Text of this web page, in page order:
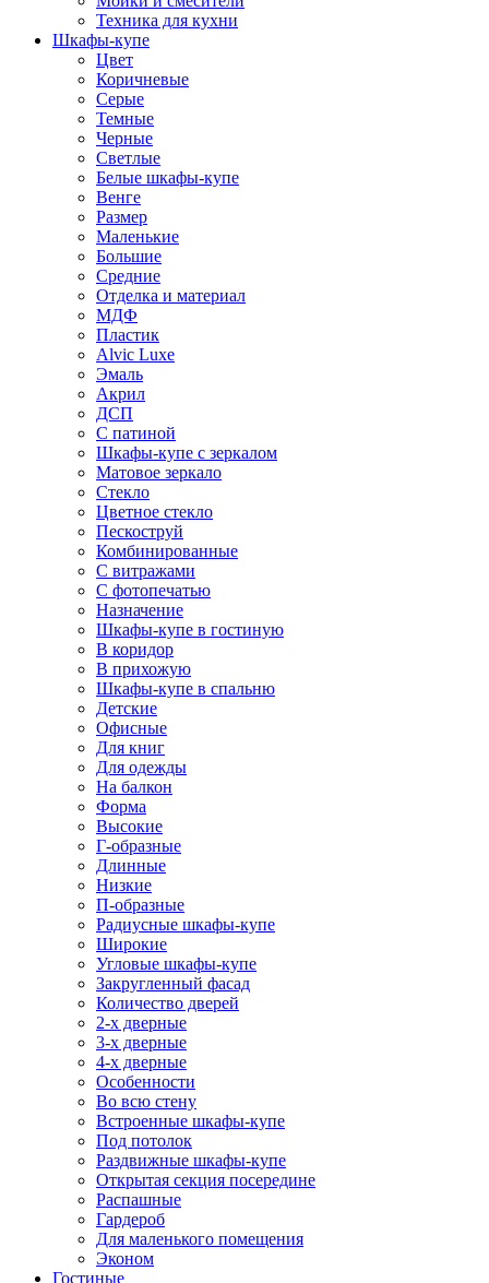
Техника для кухни
Шкафы-купе
Цвет
Коричневые
Серые
Темные
Черные
Светлые
Белые шкафы-купе
Венге
Размер
Маленькие
Большие
Средние
Отделка и материал
МДФ
Пластик
Alvic Luxe
Эмаль
Акрил
ДСП
С патиной
Шкафы-купе с зеркалом
Матовое зеркало
Стекло
Цветное стекло
Пескоструй
Комбинированные
С витражами
С фотопечатью
Назначение
Шкафы-купе в гостиную
В коридор
В прихожую
Шкафы-купе в спальню
Детские
Офисные
Для книг
Для одежды
На балкон
Форма
Высокие
Г-образные
Длинные
Низкие
П-образные
Радиусные шкафы-купе
Широкие
Угловые шкафы-купе
Закругленный фасад
Количество дверей
2-х дверные
3-х дверные
4-х дверные
Особенности
Во всю стену
Встроенные шкафы-купе
Под потолок
Раздвижные шкафы-купе
Открытая секция посередине
Распашные
Гардероб
Для маленького помещения
Эконом
Гостиные